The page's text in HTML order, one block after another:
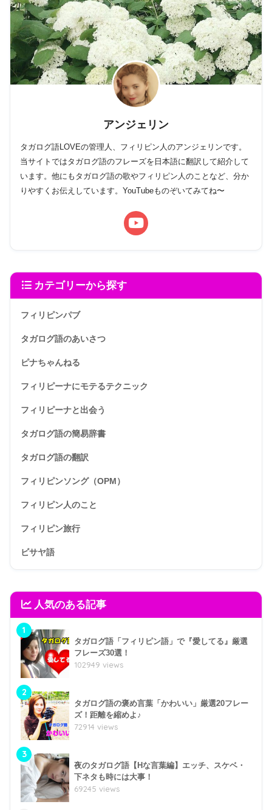
アンジェリン
タガログ語LOVEの管理人、フィリピン人のアンジェリンです。
当サイトではタガログ語のフレーズを日本語に翻訳して紹介して
います。他にもタガログ語の歌やフィリピン人のことなど、分か
りやすくお伝えしています。YouTubeものぞいてみてね〜
カテゴリーから探す
フィリピンパブ
タガログ語のあいさつ
ピナちゃんねる
フィリピーナにモテるテクニック
フィリピーナと出会う
タガログ語の簡易辞書
タガログ語の翻訳
フィリピンソング（OPM）
フィリピン人のこと
フィリピン旅行
ビサヤ語
人気のある記事
1
タガログ語「フィリピン語」で『愛してる』厳選
フレーズ30選！
102949 views
2
タガログ語の褒め言葉「かわいい」厳選20フレー
ズ！距離を縮めよ♪
72914 views
3
夜のタガログ語【Hな言葉編】エッチ、スケベ・
下ネタも時には大事！
69245 views